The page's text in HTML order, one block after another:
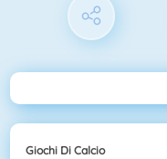
Giochi Di Calcio